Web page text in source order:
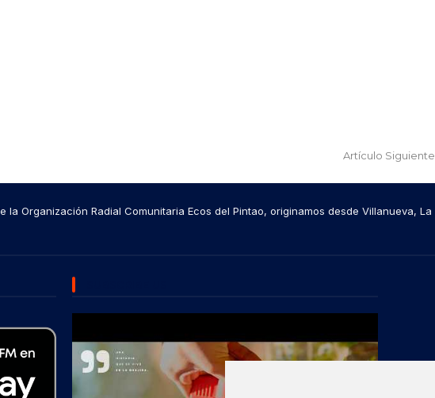
Artículo Siguiente
la Organización Radial Comunitaria Ecos del Pintao, originamos desde Villanueva, La